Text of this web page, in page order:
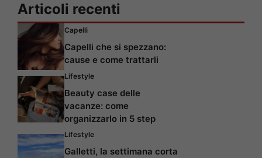
Articoli recenti
Capelli
Capelli che si spezzano:
cause e come trattarli
Lifestyle
Beauty case delle
vacanze: come
organizzarlo in 5 step
Lifestyle
Galletti, la settimana corta